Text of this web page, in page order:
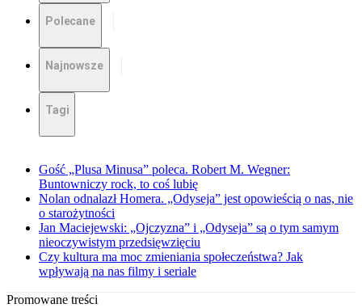
Polecane
Najnowsze
Tagi
Gość „Plusa Minusa” poleca. Robert M. Wegner:
Buntowniczy rock, to coś lubię
Nolan odnalazł Homera. „Odyseja” jest opowieścią o nas, nie
o starożytności
Jan Maciejewski: „Ojczyzna” i „Odyseja” są o tym samym
nieoczywistym przedsięwzięciu
Czy kultura ma moc zmieniania społeczeństwa? Jak
wpływają na nas filmy i seriale
Promowane treści